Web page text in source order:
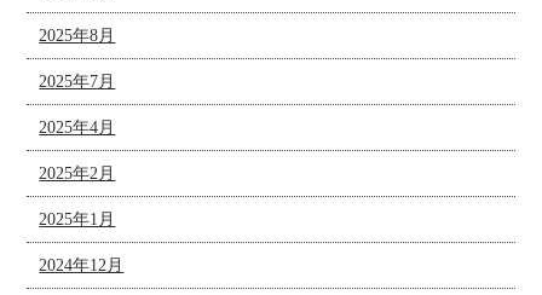
2025年8月
2025年7月
2025年4月
2025年2月
2025年1月
2024年12月